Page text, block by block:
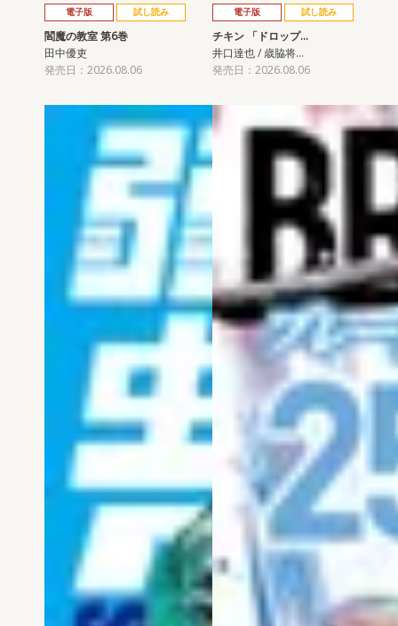
電子版 試し読み
閻魔の教室 第6巻
田中優吏
発売日：2026.08.06
電子版 試し読み
チキン 「ドロップ…
井口達也 / 歳脇将…
発売日：2026.08.06